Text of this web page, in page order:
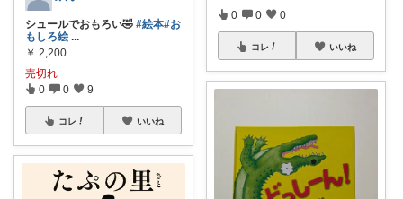
シュールでおもろい🤣 #絵本#お
もしろ絵 ...
￥ 2,200
売切れ
0 0 9
コレ いいね
0 0 0
コレ いいね